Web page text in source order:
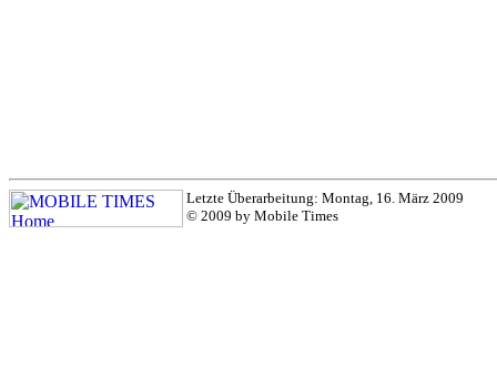
Letzte Überarbeitung: Montag, 16. März 2009
© 2009 by Mobile Times